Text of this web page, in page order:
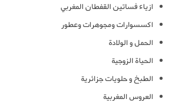
ازياء فساتين القفطان المغربي
اكسسوارات ومجوهرات وعطور
الحمل و الولادة
الحياة الزوجية
الطبخ و حلويات جزائرية
العروس المغربية